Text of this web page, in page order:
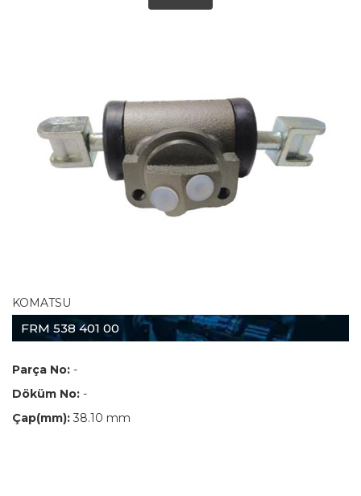
KOMATSU
FRM 538 401 00
Parça No: -
Döküm No: -
Çap(mm): 38.10 mm